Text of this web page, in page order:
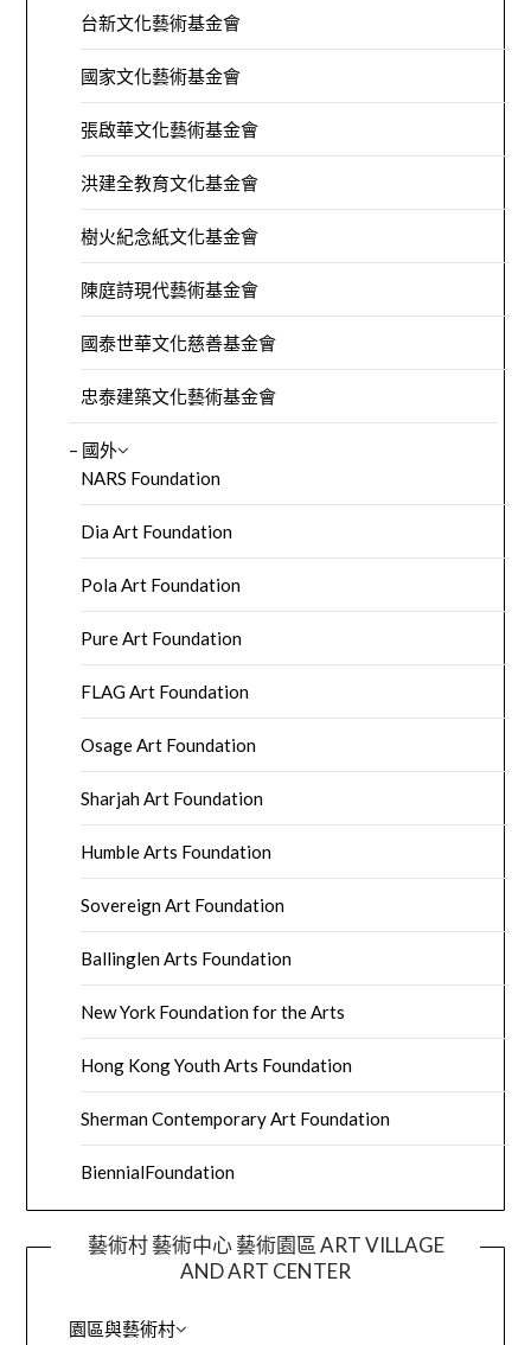
台新文化藝術基金會
國家文化藝術基金會
張啟華文化藝術基金會
洪建全教育文化基金會
樹火紀念紙文化基金會
陳庭詩現代藝術基金會
國泰世華文化慈善基金會
忠泰建築文化藝術基金會
– 國外
NARS Foundation
Dia Art Foundation
Pola Art Foundation
Pure Art Foundation
FLAG Art Foundation
Osage Art Foundation
Sharjah Art Foundation
Humble Arts Foundation
Sovereign Art Foundation
Ballinglen Arts Foundation
New York Foundation for the Arts
Hong Kong Youth Arts Foundation
Sherman Contemporary Art Foundation
BiennialFoundation
藝術村 藝術中心 藝術園區 ART VILLAGE
AND ART CENTER
園區與藝術村